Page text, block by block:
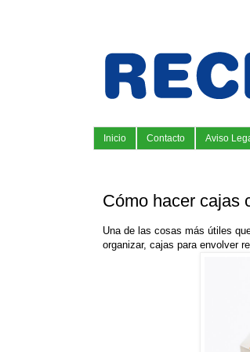
Inicio Contacto Aviso
Cómo hacer cajas
Una de las cosas más útiles
organizar, cajas para envolver